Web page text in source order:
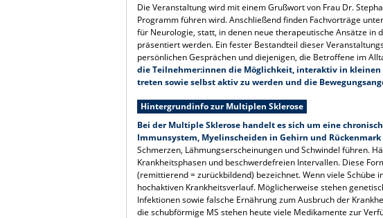
Die Veranstaltung wird mit einem Grußwort von Frau Dr.
Programm führen wird. Anschließend finden Fachvorträge
für Neurologie, statt, in denen neue therapeutische Ansätze in
präsentiert werden. Ein fester Bestandteil dieser
persönlichen Gesprächen und diejenigen, die Betroffene im
die Teilnehmer:innen die Möglichkeit, interaktiv in
treten sowie selbst aktiv zu werden und die
Hintergrundinfo zur Multiplen Sklerose
Bei der Multiple Sklerose handelt es sich um eine
Immunsystem, Myelinscheiden in Gehirn und Rückenmark
Schmerzen, Lähmungserscheinungen und Schwindel führen.
Krankheitsphasen und beschwerdefreien Intervallen. Diese
(remittierend = zurückbildend) bezeichnet. Wenn viele Schübe
hochaktiven Krankheitsverlauf. Möglicherweise stehen
Infektionen sowie falsche Ernährung zum Ausbruch der
die schubförmige MS stehen heute viele Medikamente zur